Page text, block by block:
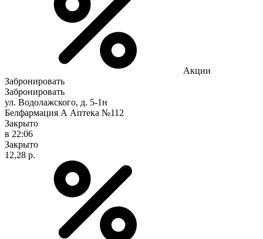
Акции
Забронировать
Забронировать
ул. Водолажского, д. 5-1н
Белфармация А Аптека №112
Закрыто
в 22:06
Закрыто
12,28 р.